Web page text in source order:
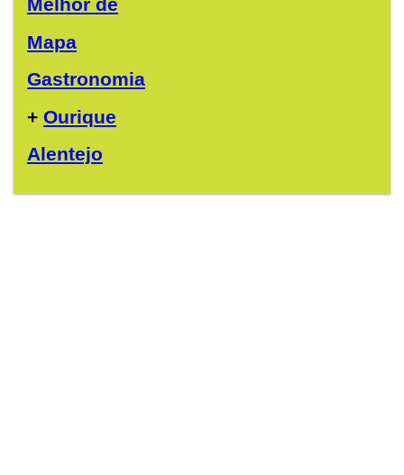
Melhor de
Mapa
Gastronomia
+ Ourique
Alentejo